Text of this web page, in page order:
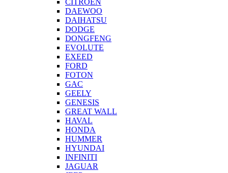
CITROEN
DAEWOO
DAIHATSU
DODGE
DONGFENG
EVOLUTE
EXEED
FORD
FOTON
GAC
GEELY
GENESIS
GREAT WALL
HAVAL
HONDA
HUMMER
HYUNDAI
INFINITI
JAGUAR